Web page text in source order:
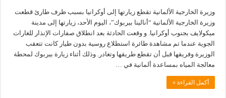
وزيرة الخارجية الألمانية تقطع زيارتها إلى أوكرانيا بسبب ظرف طارئ قطعت
وزيرة الخارجية الألمانية “أنالينا بيربوك”، اليوم الأحد، زيارتها إلى مدينة
ميكولايف بجنوب أوكرانيا. و وقعت الحادثة بعد انطلاق صفارات الإنذار للغارات
الجوية عندما تم مشاهدة طائرة استطلاع روسية بدون طيار كانت تتعقب
الوزيرة وفريقها قبل أن تقطع طريقها وتغادر. وذلك أثناء زيارة بيربوك لمحطة
معالجة المياه بمساعدة ألمانية في …
أكمل القراءة »